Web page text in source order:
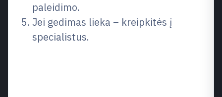
paleidimo.
Jei gedimas lieka – kreipkitės į
specialistus.